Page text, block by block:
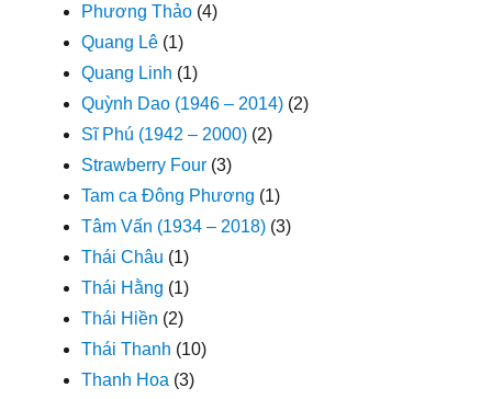
Phương Thảo (4)
Quang Lê (1)
Quang Linh (1)
Quỳnh Dao (1946 – 2014) (2)
Sĩ Phú (1942 – 2000) (2)
Strawberry Four (3)
Tam ca Đông Phương (1)
Tâm Vấn (1934 – 2018) (3)
Thái Châu (1)
Thái Hằng (1)
Thái Hiền (2)
Thái Thanh (10)
Thanh Hoa (3)